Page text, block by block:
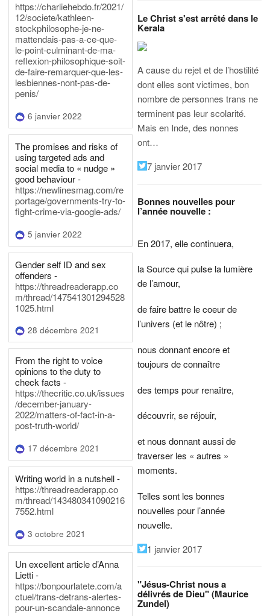
https://charliehebdo.fr/2021/
12/societe/kathleen-
stockphilosophe-je-ne-
mattendais-pas-a-ce-que-
le-point-culminant-de-ma-
reflexion-philosophique-soit-
de-faire-remarquer-que-les-
lesbiennes-nont-pas-de-
penis/
6 janvier 2022
The promises and risks of
using targeted ads and
social media to « nudge »
good behaviour -
https://newlinesmag.com/re
portage/governments-try-to-
fight-crime-via-google-ads/
5 janvier 2022
Gender self ID and sex
offenders -
https://threadreaderapp.co
m/thread/147541301294528
1025.html
28 décembre 2021
From the right to voice
opinions to the duty to
check facts -
https://thecritic.co.uk/issues
/december-january-
2022/matters-of-fact-in-a-
post-truth-world/
17 décembre 2021
Writing world in a nutshell -
https://threadreaderapp.co
m/thread/143480341090216
7552.html
3 octobre 2021
Un excellent article d’Anna
Lietti -
https://bonpourlatete.com/a
ctuel/trans-detrans-alertes-
pour-un-scandale-annonce
Le Christ s'est arrêté dans le
Kerala
A cause du rejet et de l’hostilité
dont elles sont victimes, bon
nombre de personnes trans ne
terminent pas leur scolarité.
Mais en Inde, des nonnes
ont…
7 janvier 2017
Bonnes nouvelles pour
l’année nouvelle :
En 2017, elle continuera,
la Source qui pulse la lumière
de l’amour,
de faire battre le coeur de
l’univers (et le nôtre) ;
nous donnant encore et
toujours de connaître
des temps pour renaître,
découvrir, se réjouir,
et nous donnant aussi de
traverser les « autres »
moments.
Telles sont les bonnes
nouvelles pour l’année
nouvelle.
1 janvier 2017
"Jésus-Christ nous a
délivrés de Dieu" (Maurice
Zundel)